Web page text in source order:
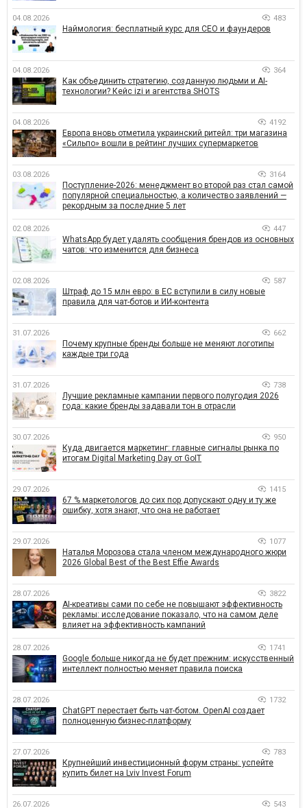
04.08.2026 483
Наймология: бесплатный курс для CEO и фаундеров
04.08.2026 364
Как объединить стратегию, созданную людьми и AI-
технологии? Кейс izi и агентства SHOTS
04.08.2026 4192
Европа вновь отметила украинский ритейл: три магазина
«Сильпо» вошли в рейтинг лучших супермаркетов
03.08.2026 3164
Поступление-2026: менеджмент во второй раз стал самой
популярной специальностью, а количество заявлений —
рекордным за последние 5 лет
02.08.2026 447
WhatsApp будет удалять сообщения брендов из основных
чатов: что изменится для бизнеса
02.08.2026 587
Штраф до 15 млн евро: в ЕС вступили в силу новые
правила для чат-ботов и ИИ-контента
31.07.2026 662
Почему крупные бренды больше не меняют логотипы
каждые три года
31.07.2026 738
Лучшие рекламные кампании первого полугодия 2026
года: какие бренды задавали тон в отрасли
30.07.2026 950
Куда двигается маркетинг: главные сигналы рынка по
итогам Digital Marketing Day от GoIT
29.07.2026 1415
67 % маркетологов до сих пор допускают одну и ту же
ошибку, хотя знают, что она не работает
29.07.2026 1077
Наталья Морозова стала членом международного жюри
2026 Global Best of the Best Effie Awards
28.07.2026 3822
AI-креативы сами по себе не повышают эффективность
рекламы: исследование показало, что на самом деле
влияет на эффективность кампаний
28.07.2026 1741
Google больше никогда не будет прежним: искусственный
интеллект полностью меняет правила поиска
28.07.2026 1732
ChatGPT перестает быть чат-ботом. OpenAI создает
полноценную бизнес-платформу
27.07.2026 783
Крупнейший инвестиционный форум страны: успейте
купить билет на Lviv Invest Forum
26.07.2026 543